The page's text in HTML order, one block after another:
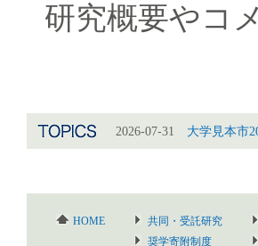
研究概要やコ
2026-07-31 大学見本市
2026-07-31 アグリビジ
HOME
共同・受託研究
奨学寄附制度